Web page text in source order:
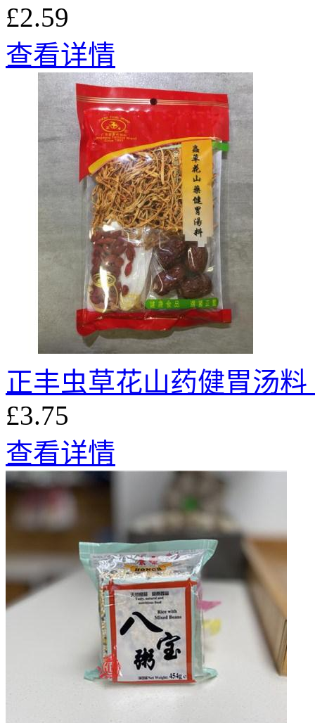
£2.59
查看详情
正丰虫草花山药健胃汤料
£3.75
查看详情